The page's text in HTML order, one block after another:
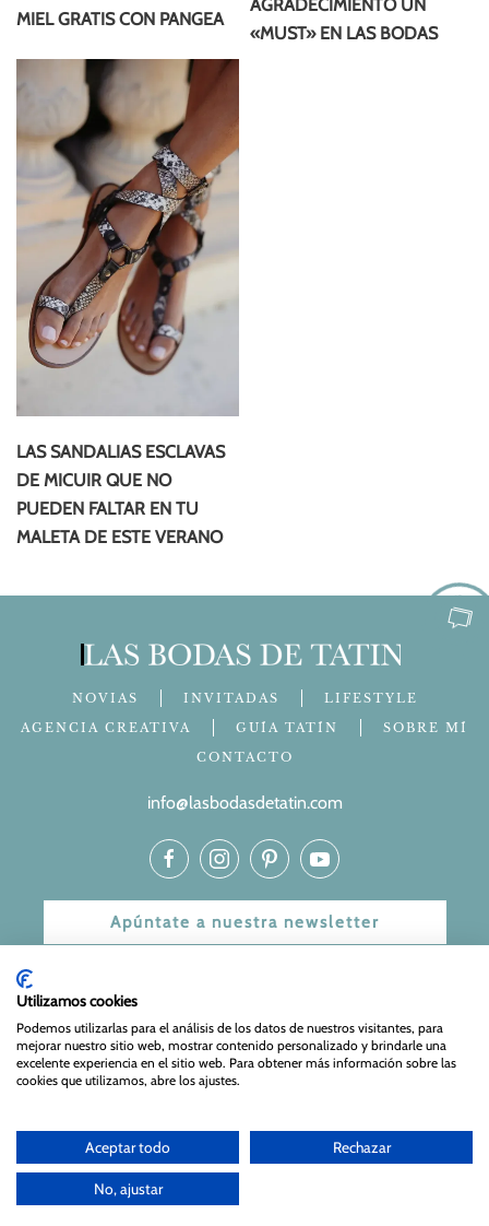
MIEL GRATIS CON PANGEA
AGRADECIMIENTO UN
«MUST» EN LAS BODAS
LAS SANDALIAS ESCLAVAS
DE MICUIR QUE NO
PUEDEN FALTAR EN TU
MALETA DE ESTE VERANO
NOVIAS INVITADAS
LIFESTYLE
AGENCIA CREATIVA
GUÍA TATÍN
SOBRE MÍ
CONTACTO
info@lasbodasdetatin.com
Apúntate a nuestra newsletter
Aviso Legal|Política de Privacidad y Cookies| Web Diseñada
y mantenida porEspecialistas Web
Utilizamos cookies
Podemos utilizarlas para el análisis de los datos de nuestros visitantes, para
mejorar nuestro sitio web, mostrar contenido personalizado y brindarle una
excelente experiencia en el sitio web. Para obtener más información sobre las
cookies que utilizamos, abre los ajustes.
Aceptar todo Rechazar
No, ajustar